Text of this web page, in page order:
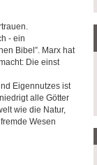
- ein
Bibel”. Marx hat
Die einst
Eigennutzes ist
alle Götter
wie die Natur,
Wesen